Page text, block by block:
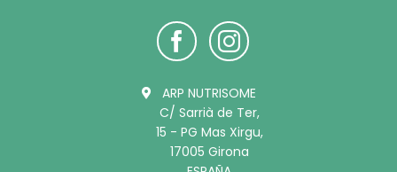
ARP NUTRISOME
C/ Sarrià de Ter,
15 - PG Mas Xirgu,
17005 Girona